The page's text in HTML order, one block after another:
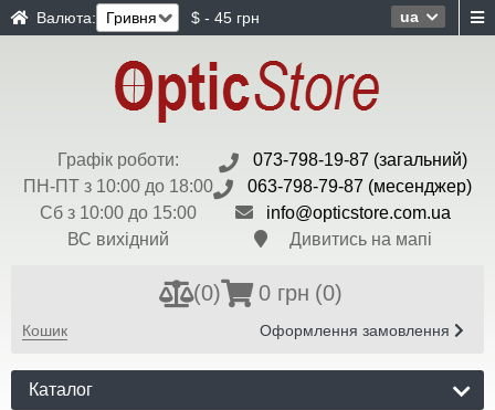
ua
Валюта: $ - 45 грн
Графік роботи:
ПН-ПТ з 10:00 до 18:00
Сб з 10:00 до 15:00
ВС вихідний
073-798-19-87 (загальний)
063-798-79-87 (месенджер)
info@opticstore.com.ua
Дивитись на мапі
(0) 0 грн (0)
Кошик Оформлення замовлення
Каталог